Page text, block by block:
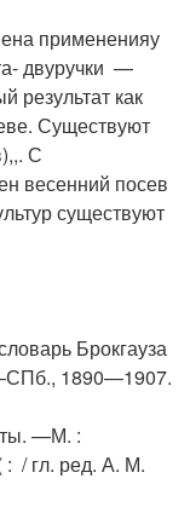
примененияу
двуручки —
результат как
Существуют
С
весенний посев
существуют
Брокгауза
СПб., 1890—1907.
—М. :
: / гл. ред. А. М.